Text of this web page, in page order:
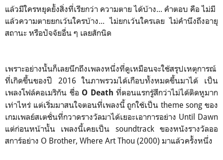
แล้วมีใครหยุดยั้งสิ่งที่เรียกว่า ความตาย ได้บ้าง... คำตอบ คือ ไม่มี
แล้วความตายยกเว้นใครบ้าง... ไม่ยกเว้นใครเลย ไม่คำนึงถึงอายุ
สถานะ หรือปัจจัยอื่น ๆ เลยสักนิด
เพราะอย่างนั้นก็เลยนึกถึงเพลงหนึ่งที่ดูเหมือนจะใช้สรุปเหตุการณ์
ที่เกิดขึ้นของปี 2016 ในภาพรวมได้เกือบทั้งหมดขึ้นมาได้ เป็น
เพลงโฟล์คอเมริกัน ชื่อ O Death ที่ตอนแรกรู้สึกว่าไม่ได้ติดหูมาก
เท่าไหร่ แต่เริ่มมาสนใจตอนที่เพลงนี้ ถูกใช้เป็น theme song ของ
เกมเพลย์สเตชั่นที่กวาดรางวัลมาได้เยอะเอาการอย่าง Until Dawn
แต่ก่อนหน้านั้น เพลงนี้เคยเป็น soundtrack ของหนังรางวัลออ
สการ์อย่าง O Brother, Where Art Thou (2000) มาแล้วครั้งหนึ่ง